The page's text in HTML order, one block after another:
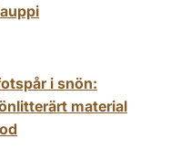
i snön:
material